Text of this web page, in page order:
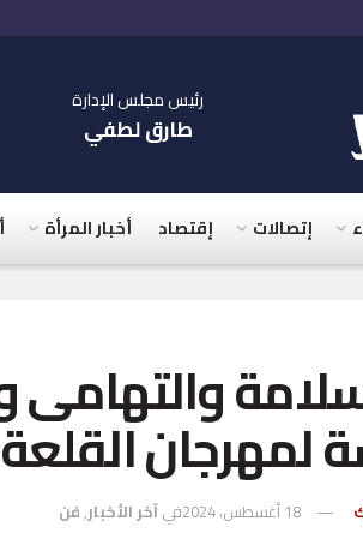
رئيس مجلس الإدارة
طارق لطفي
إتصالات إقتصاد أخبار المرأة
والتهامى
لمهرجان القلعة
18 أغسطس، 2024 فيآخر الأخبار,فن